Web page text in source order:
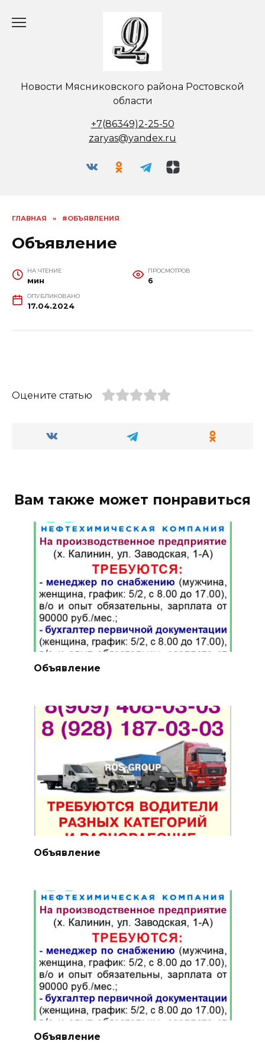
Новости Мясниковского района Ростовской
области
+7(86349)2-25-50
zaryas@yandex.ru
ГЛАВНАЯ » #ОБЪЯВЛЕНИЯ
Объявление
НА ЧТЕНИЕ
мин
ПРОСМОТРОВ
6
ОПУБЛИКОВАНО
17.04.2024
Оцените статью
Вам также может понравиться
Объявление
Объявление
Объявление